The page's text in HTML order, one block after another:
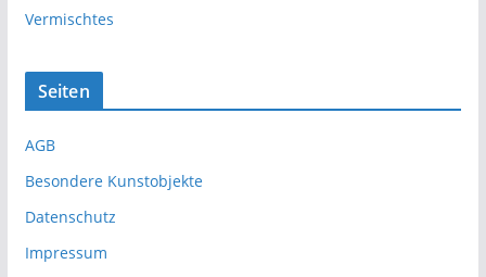
Vermischtes
Seiten
AGB
Besondere Kunstobjekte
Datenschutz
Impressum